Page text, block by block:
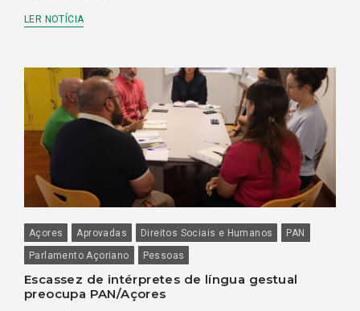
LER NOTÍCIA
Açores Aprovadas Direitos Sociais e Humanos
PAN
Parlamento Açoriano
Pessoas
Escassez de intérpretes de língua gestual
preocupa PAN/Açores